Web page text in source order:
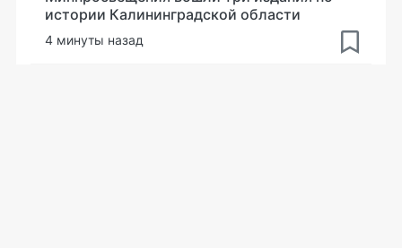
истории Калининградской области
4 минуты назад